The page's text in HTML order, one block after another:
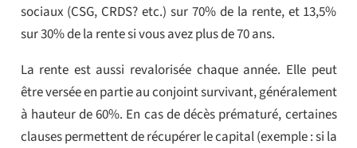
sociaux (CSG, CRDS? etc.) sur 70% de la rente, et 13,5%
sur 30% de la rente si vous avez plus de 70 ans.
La rente est aussi revalorisée chaque année. Elle peut
être versée en partie au conjoint survivant, généralement
à hauteur de 60%. En cas de décès prématuré, certaines
clauses permettent de récupérer le capital (exemple : si la